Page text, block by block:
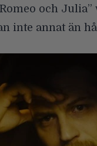
och
inte annat än